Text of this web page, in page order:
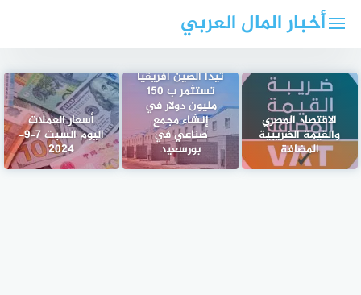
أخبار المال العربي
الاقتصاد المصري
والقيمة الضريبية
المضافة
تيدا الصين افريقيا
تستثمر ب 150
مليون دولار في
إنشاء مجمع
صناعي في
بورسعيد
أسعار العملات
اليوم السبت 7-9-
2024